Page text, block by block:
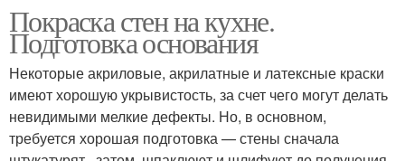
Покраска стен на кухне.
Подготовка основания
Некоторые акриловые, акрилатные и латексные краски
имеют хорошую укрывистость, за счет чего могут делать
невидимыми мелкие дефекты. Но, в основном,
требуется хорошая подготовка — стены сначала